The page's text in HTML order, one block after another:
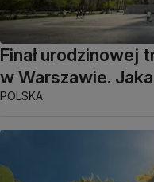
Finał urodzinowej
w Warszawie.
POLSKA